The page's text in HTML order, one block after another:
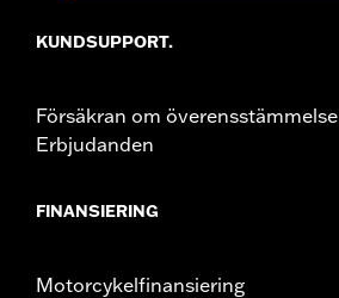
KUNDSUPPORT.
Försäkran om överensstämmelse
Erbjudanden
FINANSIERING
Motorcykelfinansiering